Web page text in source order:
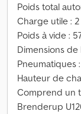
Poids total
Charge utile :
Poids à vide :
Dimensions de
Pneumatiques
Hauteur de
Comprend un
Brenderup